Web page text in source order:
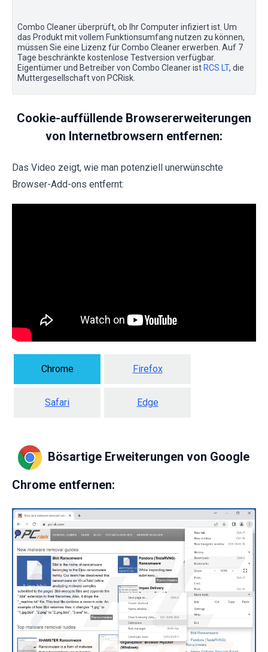
Combo Cleaner überprüft, ob Ihr Computer infiziert ist. Um
das Produkt mit vollem Funktionsumfang nutzen zu können,
müssen Sie eine Lizenz für Combo Cleaner erwerben. Auf 7
Tage beschränkte kostenlose Testversion verfügbar.
Eigentümer und Betreiber von Combo Cleaner ist RCS LT, die
Muttergesellschaft von PCRisk.
Cookie-auffüllende Browsererweiterungen
von Internetbrowsern entfernen:
Das Video zeigt, wie man potenziell unerwünschte
Browser-Add-ons entfernt:
Chrome Firefox
Safari Edge
Bösartige Erweiterungen von Google
Chrome entfernen: